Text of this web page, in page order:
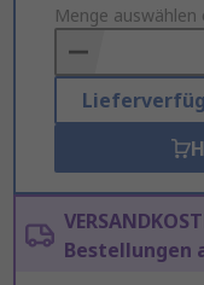
to
Basket
Menge auswählen
Bestellungen